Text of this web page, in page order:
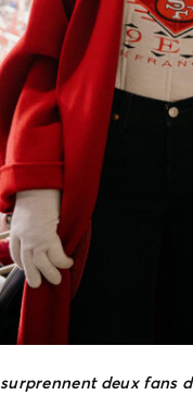
deux fans